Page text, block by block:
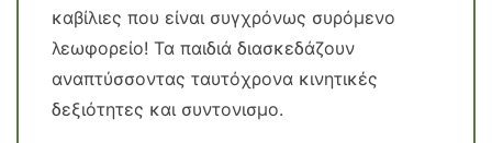
καβίλιες που είναι συγχρόνως συρόμενο
λεωφορείο! Τα παιδιά διασκεδάζουν
αναπτύσσοντας ταυτόχρονα κινητικές
δεξιότητες και συντονισμο.